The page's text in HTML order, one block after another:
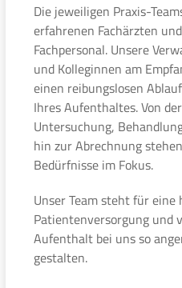
Die jeweiligen Praxis-
erfahrenen Fachärzten
Fachpersonal. Unsere
und Kolleginnen am
einen reibungslosen
Ihres Aufenthaltes. Von
Untersuchung,
hin zur Abrechnung
Bedürfnisse im Fokus.
Unser Team steht für eine
Patientenversorgung und
Aufenthalt bei uns so
gestalten.